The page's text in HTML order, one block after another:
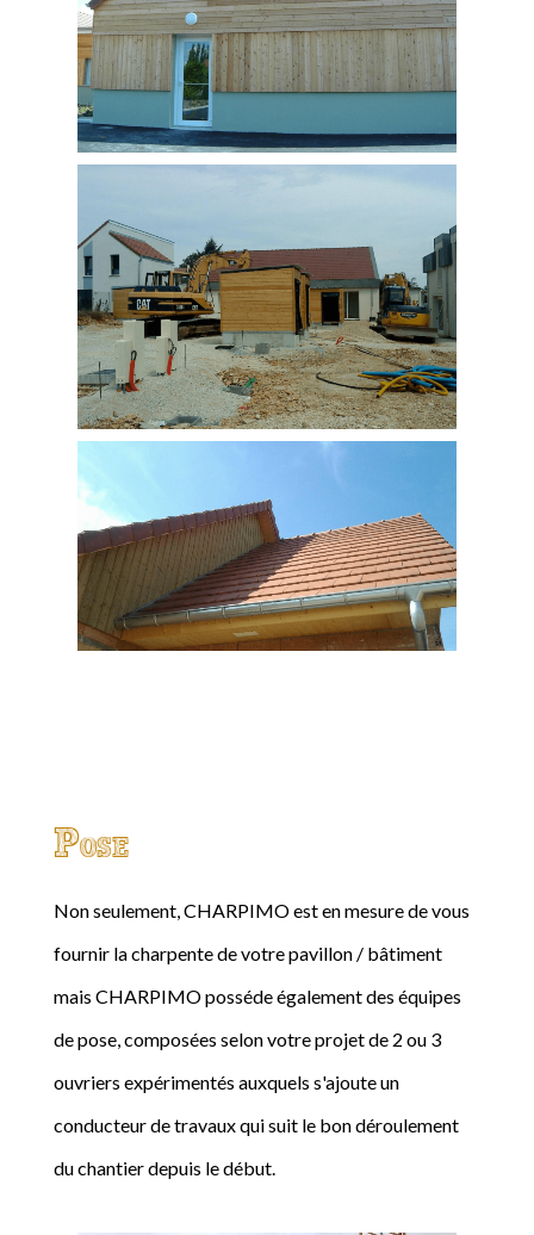
Pose
Non seulement, CHARPIMO est en mesure de vous
fournir la charpente de votre pavillon / bâtiment
mais CHARPIMO posséde également des équipes
de pose, composées selon votre projet de 2 ou 3
ouvriers expérimentés auxquels s'ajoute un
conducteur de travaux qui suit le bon déroulement
du chantier depuis le début.